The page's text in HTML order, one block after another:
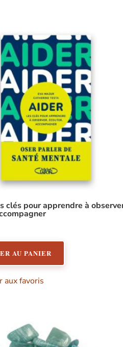
clés pour apprendre à
AU PANIER
aux favoris